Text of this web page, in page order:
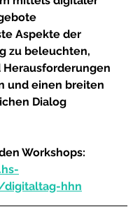
Aspekte der
zu beleuchten,
Herausforderungen
und einen breiten
Dialog
Workshops:
hhn